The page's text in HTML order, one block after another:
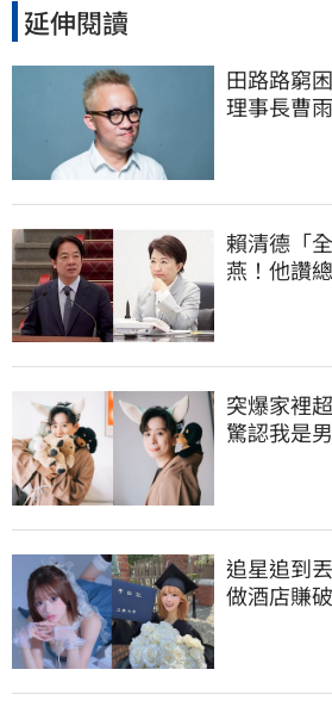
延伸閱讀
田路路窮
理事長曹
賴清德「
燕！他讚
突爆家裡
驚認我是
追星追到
做酒店賺